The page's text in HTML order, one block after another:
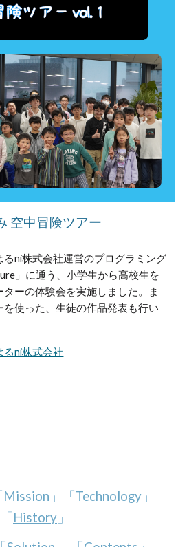
空中冒険ツアー
るni株式会社運営のプログラミング
」に通う、小学生から高校生を
ーの体験会を実施しました。ま
を使った、生徒の作品発表も行い
るni株式会社
Mission 」「Technology 」
「History 」